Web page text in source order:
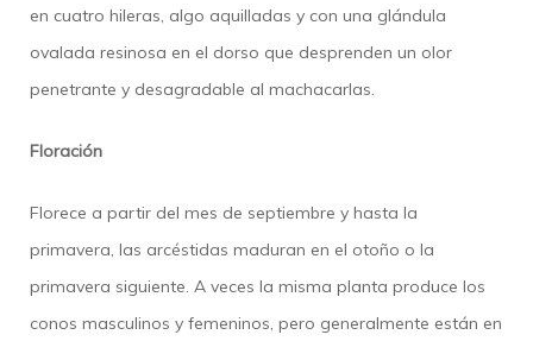
en cuatro hileras, algo aquilladas y con una glándula
ovalada resinosa en el dorso que desprenden un olor
penetrante y desagradable al machacarlas.
Floración
Florece a partir del mes de septiembre y hasta la
primavera, las arcéstidas maduran en el otoño o la
primavera siguiente. A veces la misma planta produce los
conos masculinos y femeninos, pero generalmente están en